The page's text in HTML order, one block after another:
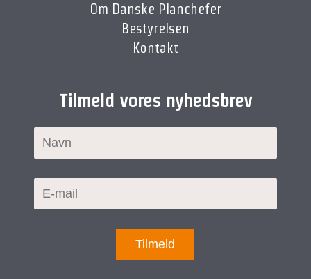
Om Danske Planchefer
Bestyrelsen
Kontakt
Tilmeld vores nyhedsbrev
Tilmeld